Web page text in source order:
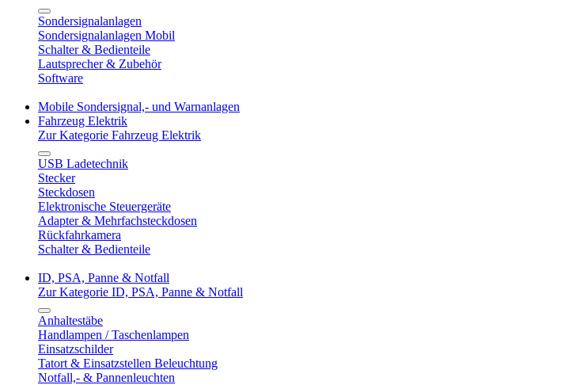
Sondersignalanlagen
Sondersignalanlagen Mobil
Schalter & Bedienteile
Lautsprecher & Zubehör
Software
Mobile Sondersignal,- und Warnanlagen
Fahrzeug Elektrik
Zur Kategorie Fahrzeug Elektrik
USB Ladetechnik
Stecker
Steckdosen
Elektronische Steuergeräte
Adapter & Mehrfachsteckdosen
Rückfahrkamera
Schalter & Bedienteile
ID, PSA, Panne & Notfall
Zur Kategorie ID, PSA, Panne & Notfall
Anhaltestäbe
Handlampen / Taschenlampen
Einsatzschilder
Tatort & Einsatzstellen Beleuchtung
Notfall,- & Pannenleuchten